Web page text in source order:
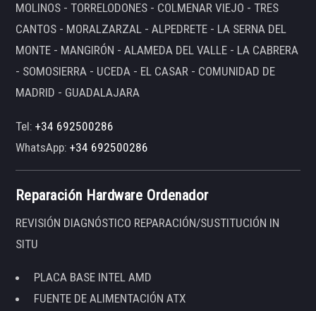
MOLINOS - TORRELODONES - COLMENAR VIEJO - TRES
CANTOS - MORALZARZAL - ALPEDRETE - LA SERNA DEL
MONTE - MANGIRÓN - ALAMEDA DEL VALLE - LA CABRERA
- SOMOSIERRA - UCEDA - EL CASAR - COMUNIDAD DE
MADRID - GUADALAJARA
Tel:+34 692500286
WhatsApp:+34 692500286
Reparación Hardware Ordenador
REVISIÓN DIAGNÓSTICO REPARACIÓN/SUSTITUCIÓN IN
SITU
PLACA BASE INTEL AMD
FUENTE DE ALIMENTACIÓN ATX